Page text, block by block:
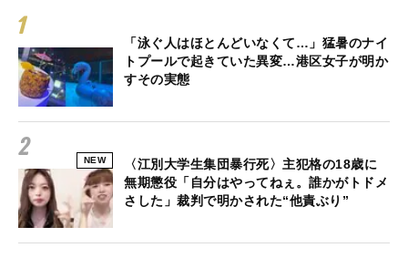
「泳ぐ人はほとんどいなくて…」猛暑のナイ
トプールで起きていた異変…港区女子が明か
すその実態
NEW
〈江別大学生集団暴行死〉主犯格の18歳に
無期懲役「自分はやってねぇ。誰かがトドメ
さした」裁判で明かされた“他責ぶり”